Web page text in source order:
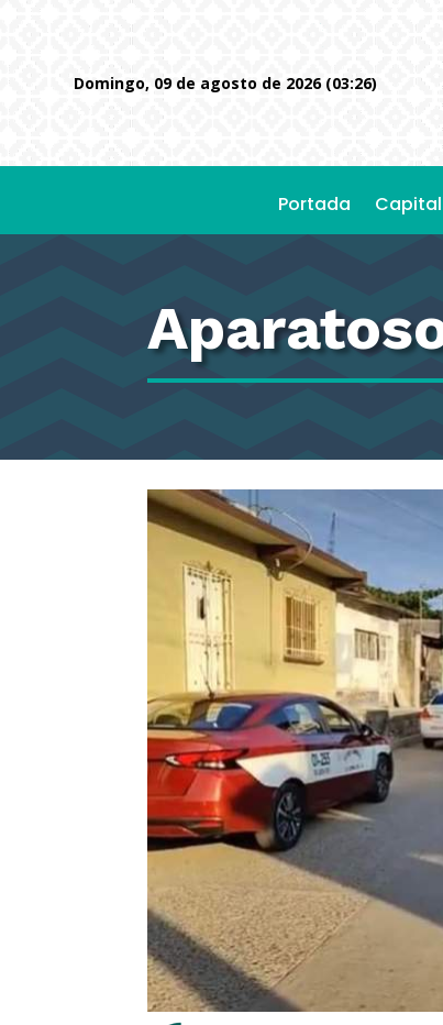
domingo, 09 de agosto de 2026 (03:26)
Portada Capital